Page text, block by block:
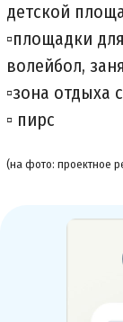
детской
▫️площадки
волейбол,
▫️зона отдыха
▫️ пирс
(на фото: проектное